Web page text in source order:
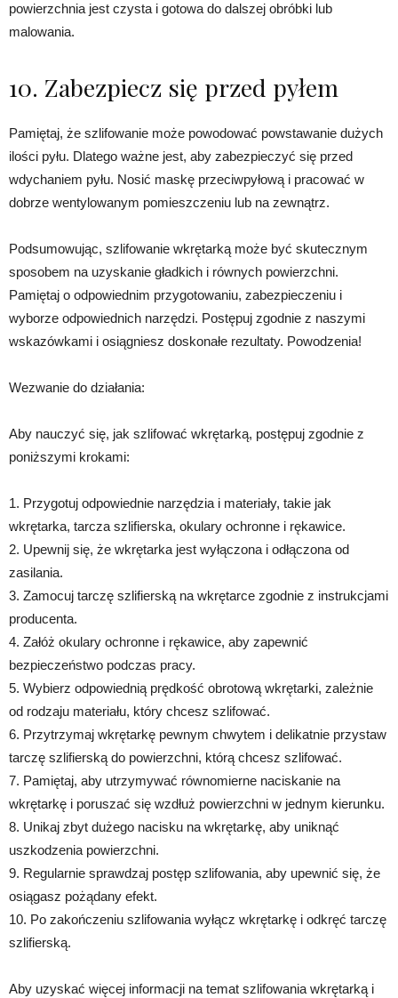
powierzchnia jest czysta i gotowa do dalszej obróbki lub
malowania.
10. Zabezpiecz się przed pyłem
Pamiętaj, że szlifowanie może powodować powstawanie dużych
ilości pyłu. Dlatego ważne jest, aby zabezpieczyć się przed
wdychaniem pyłu. Nosić maskę przeciwpyłową i pracować w
dobrze wentylowanym pomieszczeniu lub na zewnątrz.
Podsumowując, szlifowanie wkrętarką może być skutecznym
sposobem na uzyskanie gładkich i równych powierzchni.
Pamiętaj o odpowiednim przygotowaniu, zabezpieczeniu i
wyborze odpowiednich narzędzi. Postępuj zgodnie z naszymi
wskazówkami i osiągniesz doskonałe rezultaty. Powodzenia!
Wezwanie do działania:
Aby nauczyć się, jak szlifować wkrętarką, postępuj zgodnie z
poniższymi krokami:
1. Przygotuj odpowiednie narzędzia i materiały, takie jak
wkrętarka, tarcza szlifierska, okulary ochronne i rękawice.
2. Upewnij się, że wkrętarka jest wyłączona i odłączona od
zasilania.
3. Zamocuj tarczę szlifierską na wkrętarce zgodnie z instrukcjami
producenta.
4. Załóż okulary ochronne i rękawice, aby zapewnić
bezpieczeństwo podczas pracy.
5. Wybierz odpowiednią prędkość obrotową wkrętarki, zależnie
od rodzaju materiału, który chcesz szlifować.
6. Przytrzymaj wkrętarkę pewnym chwytem i delikatnie przystaw
tarczę szlifierską do powierzchni, którą chcesz szlifować.
7. Pamiętaj, aby utrzymywać równomierne naciskanie na
wkrętarkę i poruszać się wzdłuż powierzchni w jednym kierunku.
8. Unikaj zbyt dużego nacisku na wkrętarkę, aby uniknąć
uszkodzenia powierzchni.
9. Regularnie sprawdzaj postęp szlifowania, aby upewnić się, że
osiągasz pożądany efekt.
10. Po zakończeniu szlifowania wyłącz wkrętarkę i odkręć tarczę
szlifierską.
Aby uzyskać więcej informacji na temat szlifowania wkrętarką i